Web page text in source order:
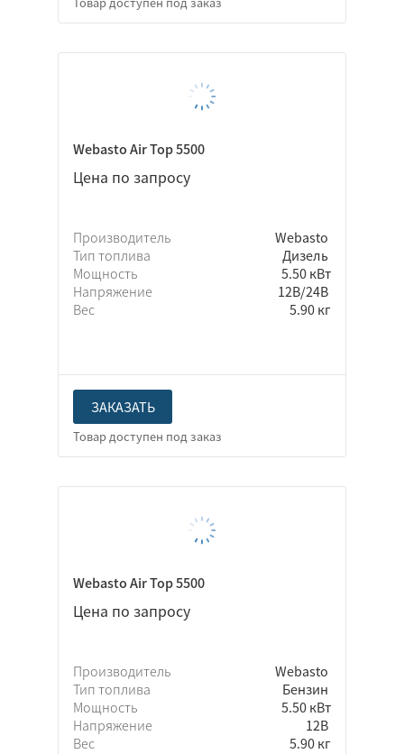
Webasto Air Top 5500
Цена по запросу
Производитель
Webasto
Тип топлива
Дизель
Мощность
5.50 кВт
Напряжение
12В/24В
Вес
5.90 кг
ЗАКАЗАТЬ
Webasto Air Top 5500
Цена по запросу
Производитель
Webasto
Тип топлива
Бензин
Мощность
5.50 кВт
Напряжение
12В
Вес
5.90 кг